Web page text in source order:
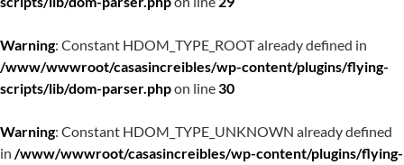
Warning: Constant HDOM_TYPE_ROOT already defined in
/www/wwwroot/casasincreibles/wp-content/plugins/flying-
scripts/lib/dom-parser.phpon line30
Warning: Constant HDOM_TYPE_UNKNOWN already defined
in /www/wwwroot/casasincreibles/wp-content/plugins/flying-